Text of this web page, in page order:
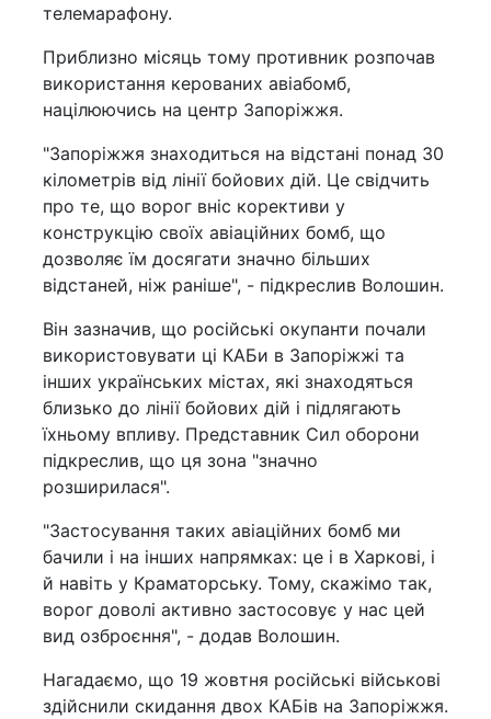
телемарафону.
Приблизно місяць тому противник розпочав
використання керованих авіабомб,
націлюючись на центр Запоріжжя.
"Запоріжжя знаходиться на відстані понад 30
кілометрів від лінії бойових дій. Це свідчить
про те, що ворог вніс корективи у
конструкцію своїх авіаційних бомб, що
дозволяє їм досягати значно більших
відстаней, ніж раніше", - підкреслив Волошин.
Він зазначив, що російські окупанти почали
використовувати ці КАБи в Запоріжжі та
інших українських містах, які знаходяться
близько до лінії бойових дій і підлягають
їхньому впливу. Представник Сил оборони
підкреслив, що ця зона "значно
розширилася".
"Застосування таких авіаційних бомб ми
бачили і на інших напрямках: це і в Харкові, і
й навіть у Краматорську. Тому, скажімо так,
ворог доволі активно застосовує у нас цей
вид озброєння", - додав Волошин.
Нагадаємо, що 19 жовтня російські військові
здійснили скидання двох КАБів на Запоріжжя.